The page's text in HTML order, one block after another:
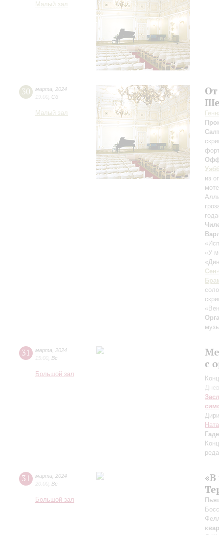
Малый зал
30 марта
2024
19:00 Сб
Малый зал
из
«У
31 марта
2024
15:00 Вс
Большой зал
с
Гаде
31 марта
2024
20:00 Вс
Большой зал
«В